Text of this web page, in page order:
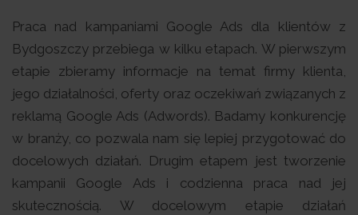
Praca nad kampaniami Google Ads dla klientów z
Bydgoszczy przebiega w kilku etapach. W pierwszym
etapie zbieramy informacje na temat firmy klienta,
jego działalności, oferty oraz oczekiwań związanych z
reklamą Google Ads (Adwords). Badamy konkurencję
w branży, co pozwala nam się lepiej przygotować do
docelowych działań. Drugim etapem jest tworzenie
kampanii Google Ads i codzienna praca nad jej
skutecznością. W docelowym etapie działań